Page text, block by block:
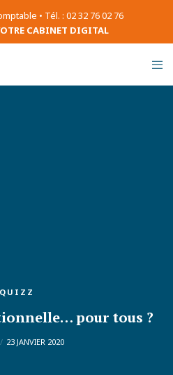
• Tél. : 02 32 76 02 76
CABINET DIGITAL
QUIZZ
pour tous ?
23 JANVIER 2020